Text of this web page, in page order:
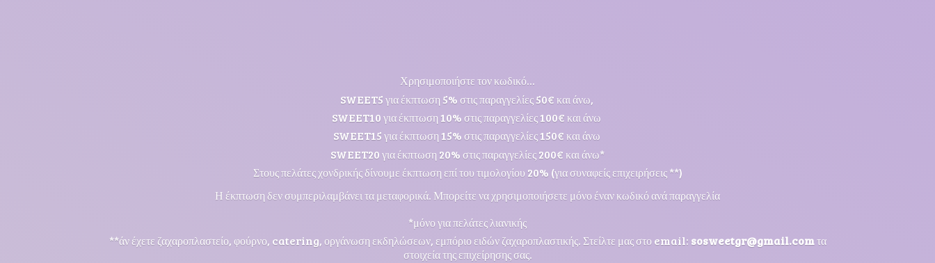
Χρησιμοποιήστε τον κωδικό...
SWEET5 για έκπτωση 5% στις παραγγελίες 50€ και άνω,
SWEET10 για έκπτωση 10% στις παραγγελίες 100€ και άνω
SWEET15 για έκπτωση 15% στις παραγγελίες 150€ και άνω
SWEET20 για έκπτωση 20% στις παραγγελίες 200€ και άνω*
Στους πελάτες χονδρικής δίνουμε έκπτωση επί του τιμολογίου 20% (για συναφείς επιχειρήσεις **)
Η έκπτωση δεν συμπεριλαμβάνει τα μεταφορικά. Μπορείτε να χρησιμοποιήσετε μόνο έναν κωδικό ανά παραγγελία
*μόνο για πελάτες λιανικής
**άν έχετε ζαχαροπλαστείο, φούρνο, catering, οργάνωση εκδηλώσεων, εμπόριο ειδών ζαχαροπλαστικής. Στείλτε μας στο email: sosweetgr@gmail.comτα
στοιχεία της επιχείρησης σας.